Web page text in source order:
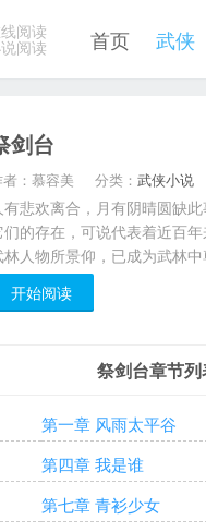
阅读
阅读 首页 武侠
剑台
：慕容美 分类： 武侠小说
有悲欢离合，月有阴晴圆缺
们的存在，可说代表着近百
林人物所景仰，已成为武林
山的太平谷中，七尊半身人
显然均出自名匠之手，七人虽
开始阅读
祭剑台章节列
第一章 风雨太平谷
第四章 我是谁
第七章 青衫少女